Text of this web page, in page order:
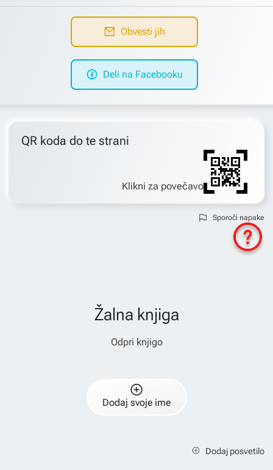
Obvesti jih
Deli na Facebooku
QR koda do te strani
Klikni za povečavo
Sporoči napake
Žalna knjiga
Odpri knjigo
Dodaj svoje ime
Dodaj posvetilo